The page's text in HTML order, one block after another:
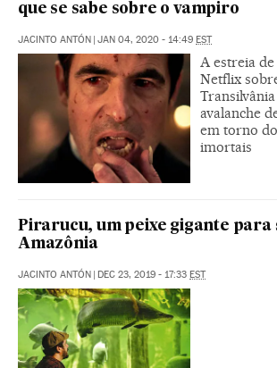
que se sabe sobre o vampiro
JACINTO ANTÓN | JAN 04, 2020 - 14:49 EST
A estreia
Netflix
avalanche
em torno
imortais
Pirarucu, um peixe gigante para
Amazônia
JACINTO ANTÓN | DEC 23, 2019 - 17:33 EST